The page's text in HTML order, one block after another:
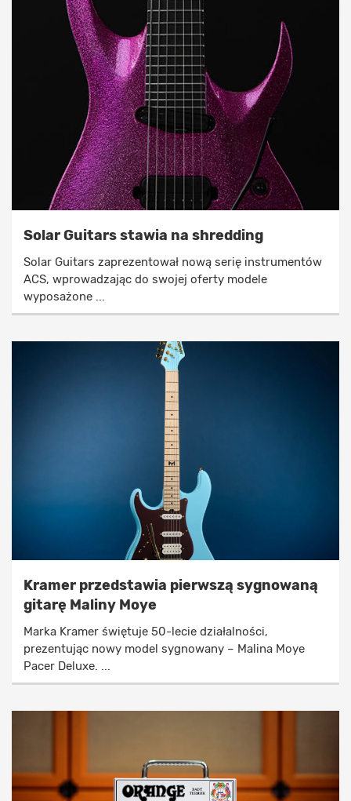
Solar Guitars stawia na shredding
Solar Guitars zaprezentował nową serię instrumentów
ACS, wprowadzając do swojej oferty modele
wyposażone ...
Kramer przedstawia pierwszą sygnowaną
gitarę Maliny Moye
Marka Kramer świętuje 50-lecie działalności,
prezentując nowy model sygnowany – Malina Moye
Pacer Deluxe. ...